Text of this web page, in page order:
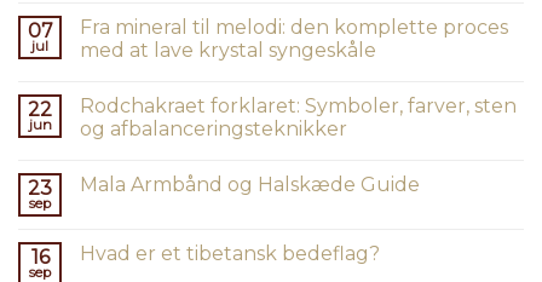
07
jul
Fra mineral til melodi: den komplette proces
med at lave krystal syngeskåle
22
jun
Rodchakraet forklaret: Symboler, farver, sten
og afbalanceringsteknikker
23
sep
Mala Armbånd og Halskæde Guide
16
sep
Hvad er et tibetansk bedeflag?